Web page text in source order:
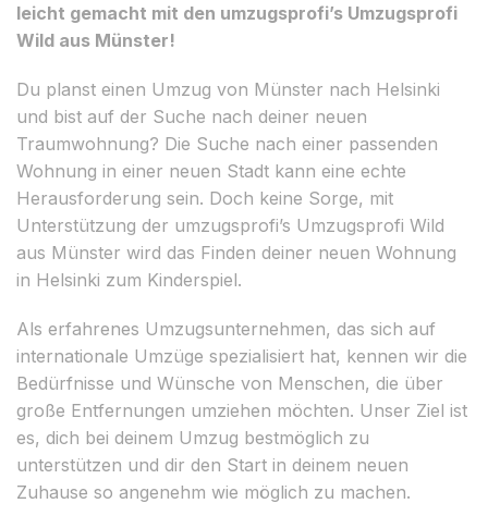
leicht gemacht mit den umzugsprofi’s Umzugsprofi
Wild aus Münster!
Du planst einen Umzug von Münster nach Helsinki
und bist auf der Suche nach deiner neuen
Traumwohnung? Die Suche nach einer passenden
Wohnung in einer neuen Stadt kann eine echte
Herausforderung sein. Doch keine Sorge, mit
Unterstützung der umzugsprofi’s Umzugsprofi Wild
aus Münster wird das Finden deiner neuen Wohnung
in Helsinki zum Kinderspiel.
Als erfahrenes Umzugsunternehmen, das sich auf
internationale Umzüge spezialisiert hat, kennen wir die
Bedürfnisse und Wünsche von Menschen, die über
große Entfernungen umziehen möchten. Unser Ziel ist
es, dich bei deinem Umzug bestmöglich zu
unterstützen und dir den Start in deinem neuen
Zuhause so angenehm wie möglich zu machen.